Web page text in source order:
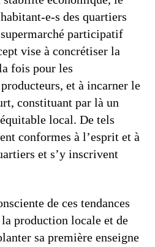
e-s des quartiers
participatif
vise à concrétiser la
fois pour les
et à incarner le
constituant par là un
local. De tels
conformes à l’esprit et à
et s’y inscrivent
de ces tendances
production locale et de
sa première enseigne